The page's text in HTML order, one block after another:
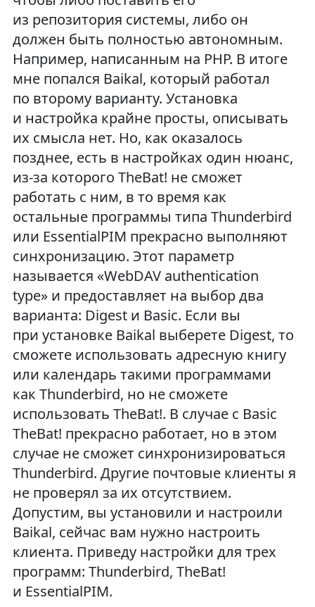
из репозитория системы, либо он
должен быть полностью автономным.
Например, написанным на PHP. В итоге
мне попался Baikal, который работал
по второму варианту. Установка
и настройка крайне просты, описывать
их смысла нет. Но, как оказалось
позднее, есть в настройках один нюанс,
из-за которого TheBat! не сможет
работать с ним, в то время как
остальные программы типа Thunderbird
или EssentialPIM прекрасно выполняют
синхронизацию. Этот параметр
называется «WebDAV authentication
type» и предоставляет на выбор два
варианта: Digest и Basic. Если вы
при установке Baikal выберете Digest, то
сможете использовать адресную книгу
или календарь такими программами
как Thunderbird, но не сможете
использовать TheBat!. В случае с Basic
TheBat! прекрасно работает, но в этом
случае не сможет синхронизироваться
Thunderbird. Другие почтовые клиенты я
не проверял за их отсутствием.
Допустим, вы установили и настроили
Baikal, сейчас вам нужно настроить
клиента. Приведу настройки для трех
программ: Thunderbird, TheBat!
и EssentialPIM.